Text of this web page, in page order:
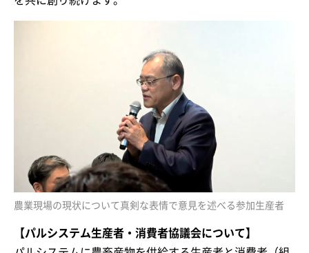
農業現場の現状について真剣な表情で意見を述べる参加生産者
【パルシステム生産者・消費者協議会について】